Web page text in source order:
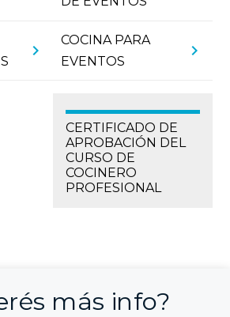
chevron_right
COCINA PARA
EVENTOS
chevron_right
CERTIFICADO DE
APROBACIÓN DEL
CURSO DE
COCINERO
PROFESIONAL
más info?